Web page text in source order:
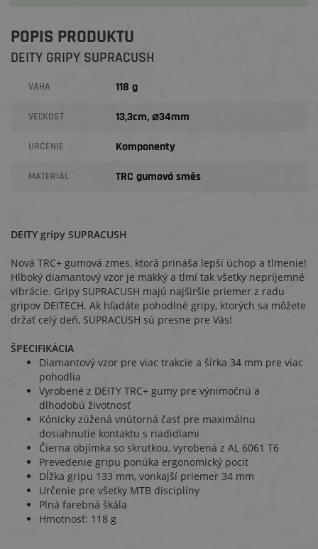
POPIS PRODUKTU
DEITY GRIPY SUPRACUSH
VÁHA 118 g
VEĽKOSŤ 13,3cm, ⌀34mm
URČENIE Komponenty
MATERIÁL TRC gumová směs
DEITY gripy SUPRACUSH
Nová TRC+ gumová zmes, ktorá prináša lepší úchop a tlmenie!
Hlboký diamantový vzor je mäkký a tlmí tak všetky nepríjemné
vibrácie. Gripy SUPRACUSH majú najširšie priemer z radu
gripov DEITECH. Ak hľadáte pohodlné gripy, ktorých sa môžete
držať celý deň, SUPRACUSH sú presne pre Vás!
ŠPECIFIKÁCIA
Diamantový vzor pre viac trakcie a šírka 34 mm pre viac
pohodlia
Vyrobené z DEITY TRC+ gumy pre výnimočnú a
dlhodobú životnosť
Kónicky zúžená vnútorná časť pre maximálnu
dosiahnutie kontaktu s riadidlami
Čierna objímka so skrutkou, vyrobená z AL 6061 T6
Prevedenie gripu ponúka ergonomický pocit
Dĺžka gripu 133 mm, vonkajší priemer 34 mm
Určenie pre všetky MTB disciplíny
Plná farebná škála
Hmotnosť: 118 g